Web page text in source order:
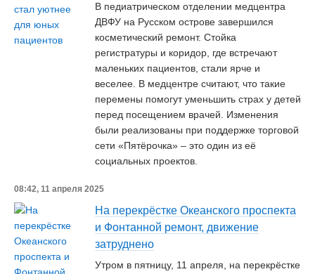
В педиатрическом отделении медцентра
ДВФУ на Русском острове завершился
косметический ремонт. Стойка
регистратуры и коридор, где встречают
маленьких пациентов, стали ярче и
веселее. В медцентре считают, что такие
перемены помогут уменьшить страх у детей
перед посещением врачей. Изменения
были реализованы при поддержке торговой
сети «Пятёрочка» – это один из её
социальных проектов.
08:42, 11 апреля 2025
На перекрёстке Океанского проспекта
и Фонтанной ремонт, движение
затруднено
Утром в пятницу, 11 апреля, на перекрёстке